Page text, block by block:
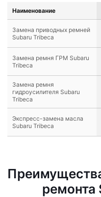
Наименование
Замена приводных ремней
Subaru Tribeca
Замена ремня ГРМ Subaru
Tribeca
Замена ремня
гидроусилителя Subaru
Tribeca
Экспресс-замена масла
Subaru Tribeca
ремонта